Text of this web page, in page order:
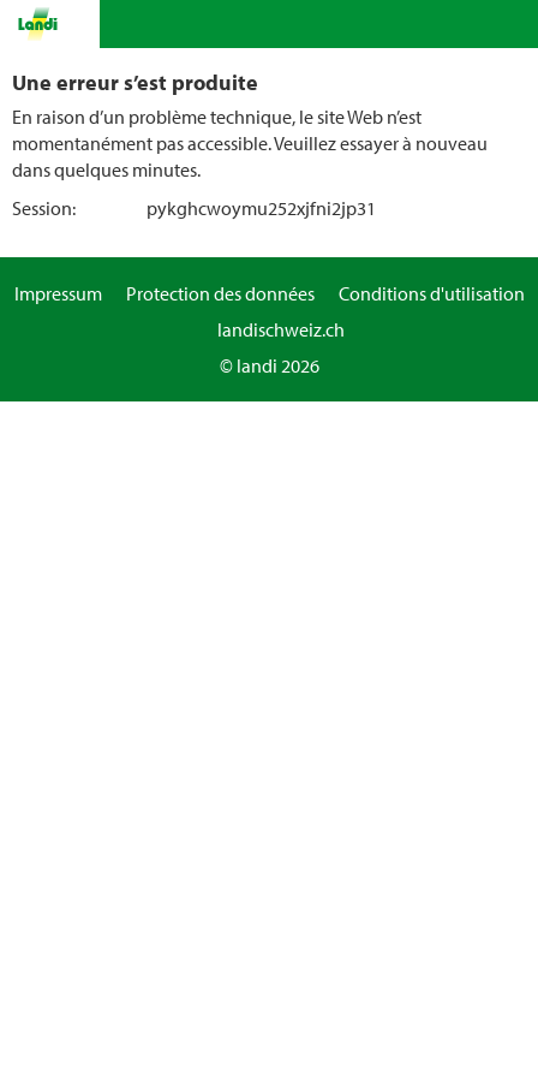
Une erreur s’est produite
En raison d’un problème technique, le site Web n’est
momentanément pas accessible. Veuillez essayer à nouveau
dans quelques minutes.
Session:
pykghcwoymu252xjfni2jp31
Impressum Protection des données
Conditions d'utilisation
landischweiz.ch
© landi 2026